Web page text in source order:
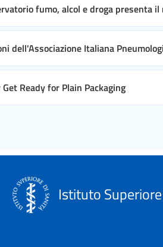
fumo, alcol e droga presenta
dell'Associazione Italiana
Ready for Plain Packaging
Istituto